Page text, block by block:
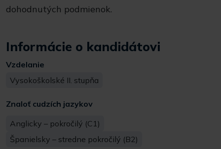
dohodnutých podmienok.
Informácie o kandidátovi
Vzdelanie
Vysokoškolské II. stupňa
Znaloť cudzích jazykov
Anglicky – pokročilý (C1)
Španielsky – stredne pokročilý (B2)